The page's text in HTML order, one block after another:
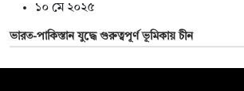
১০ মে ২০২৫
ভারত-পাকিস্তান যুদ্ধে গুরুত্বপূর্ণ ভূমিকায় চীন